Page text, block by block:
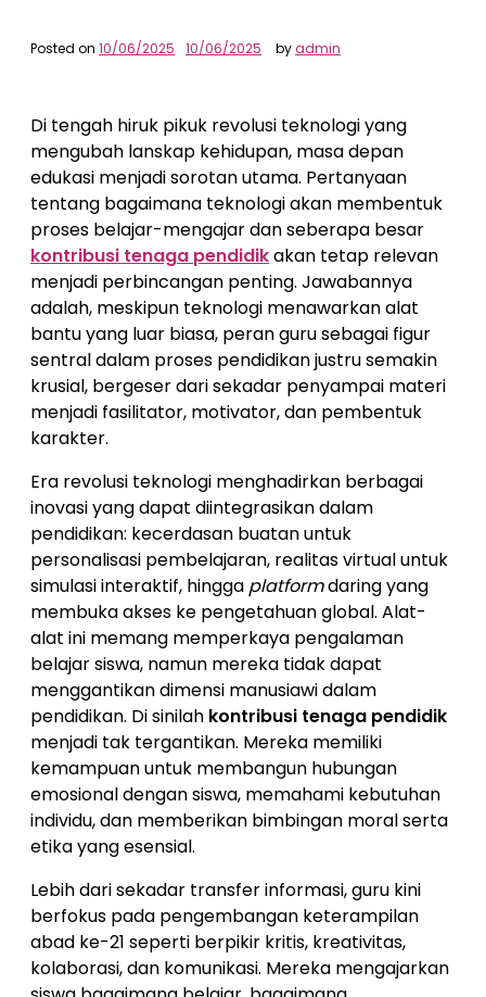
Posted on 10/06/2025 10/06/2025 byadmin
Di tengah hiruk pikuk revolusi teknologi yang
mengubah lanskap kehidupan, masa depan
edukasi menjadi sorotan utama. Pertanyaan
tentang bagaimana teknologi akan membentuk
proses belajar-mengajar dan seberapa besar
kontribusi tenaga pendidikakan tetap relevan
menjadi perbincangan penting. Jawabannya
adalah, meskipun teknologi menawarkan alat
bantu yang luar biasa, peran guru sebagai figur
sentral dalam proses pendidikan justru semakin
krusial, bergeser dari sekadar penyampai materi
menjadi fasilitator, motivator, dan pembentuk
karakter.
Era revolusi teknologi menghadirkan berbagai
inovasi yang dapat diintegrasikan dalam
pendidikan: kecerdasan buatan untuk
personalisasi pembelajaran, realitas virtual untuk
simulasi interaktif, hingga platformdaring yang
membuka akses ke pengetahuan global. Alat-
alat ini memang memperkaya pengalaman
belajar siswa, namun mereka tidak dapat
menggantikan dimensi manusiawi dalam
pendidikan. Di sinilah kontribusi tenaga pendidik
menjadi tak tergantikan. Mereka memiliki
kemampuan untuk membangun hubungan
emosional dengan siswa, memahami kebutuhan
individu, dan memberikan bimbingan moral serta
etika yang esensial.
Lebih dari sekadar transfer informasi, guru kini
berfokus pada pengembangan keterampilan
abad ke-21 seperti berpikir kritis, kreativitas,
kolaborasi, dan komunikasi. Mereka mengajarkan